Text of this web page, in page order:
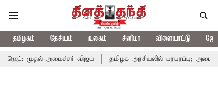
தமிழகம் தேசியம் உலகம் சினிமா விளையாட்டு
அமைச்சர் விஜய் தமிழக அரசியலில் பரபரப்பு; அமைச்சர் ஆனந்த்